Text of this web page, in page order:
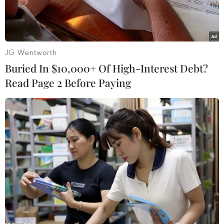
Người dân Palestine sơ tán tránh xung đột tại Khan Younis, Dải
Gaza, ngày 2/7/2024. (Ảnh: THX/TTXVN)
Số nhân viên cứu trợ thiệt mạng trong các cuộc
xung đột trên khắp thế giới trong năm 2023 ở
mức cao kỷ lục và con số này trong năm 2024 có
JG Wentworth
Buried In $10,000+ Of High-Interest Debt?
Read Page 2 Before Paying